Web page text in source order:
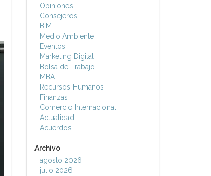
Opiniones
Consejeros
BIM
Medio Ambiente
Eventos
Marketing Digital
Bolsa de Trabajo
MBA
Recursos Humanos
Finanzas
Comercio Internacional
Actualidad
Acuerdos
Archivo
agosto 2026
julio 2026